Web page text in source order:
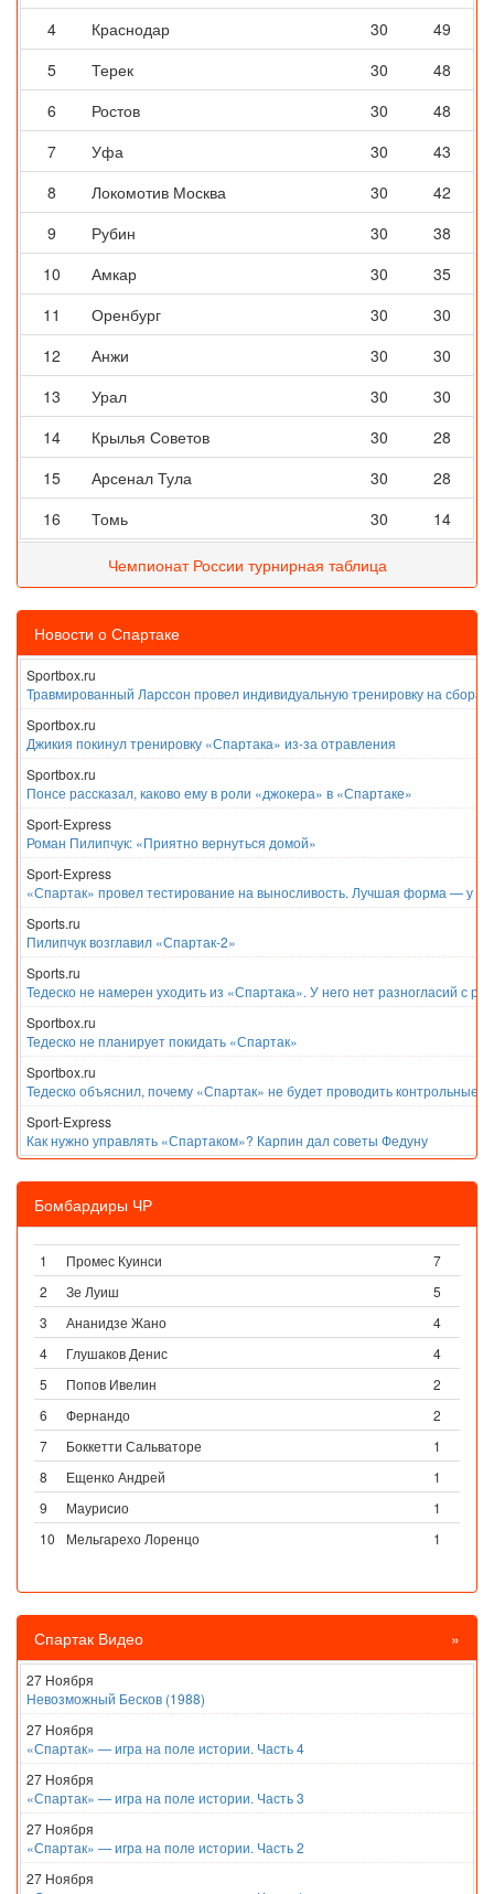
4
Краснодар 30
49
5
Терек 30
48
6
Ростов 30
48
7
Уфа 30
43
8
Локомотив Москва 30
42
9
Рубин 30
38
10
Амкар 30
35
11
Оренбург 30
30
12
Анжи 30
30
13
Урал 30
30
14
Крылья Советов 30
28
15
Арсенал Тула 30
28
16
Томь 30 14
Чемпионат России турнирная таблица
Новости о Спартаке
Sportbox.ru
Травмированный Ларссон провел индивидуальную тренировку на
Sportbox.ru
Джикия покинул тренировку «Спартака» из-за отравления
Sportbox.ru
Понсе рассказал, каково ему в роли «джокера» в «Спартаке»
Sport-Express
Роман Пилипчук: «Приятно вернуться домой»
Sport-Express
«Спартак» провел тестирование на выносливость. Лучшая форма — у
Sports.ru
Пилипчук возглавил «Спартак-2»
Sports.ru
Тедеско не намерен уходить из «Спартака». У него нет разногласий с
Sportbox.ru
Тедеско не планирует покидать «Спартак»
Sportbox.ru
Тедеско объяснил, почему «Спартак» не будет проводить контрольные
Sport-Express
Как нужно управлять «Спартаком»? Карпин дал советы Федуну
Бомбардиры ЧР
1 Промес Куинси
7
2
Зе Луиш
5
3
Ананидзе Жано
4
4
Глушаков Денис
4
5
Попов Ивелин
2
6
Фернандо
2
7
Боккетти Сальваторе
1
8
Ещенко Андрей
1
9
Маурисио
1
10
Мельгарехо Лоренцо 1
Спартак Видео »
27 Ноября
Невозможный Бесков (1988)
27 Ноября
«Спартак» — игра на поле истории. Часть 4
27 Ноября
«Спартак» — игра на поле истории. Часть 3
27 Ноября
«Спартак» — игра на поле истории. Часть 2
27 Ноября